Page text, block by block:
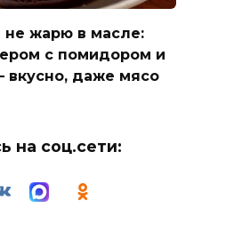
жарю в масле:
с помидором и
вкусно, даже мясо
на соц.сети: